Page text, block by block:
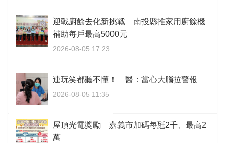
迎戰廚餘去化新挑戰 南投縣推家用廚餘機
補助每戶最高5000元
2026-08-05 17:23
連玩笑都聽不懂！ 醫：當心大腦拉警報
2026-08-05 11:35
屋頂光電獎勵 嘉義市加碼每瓩2千、最高2
萬